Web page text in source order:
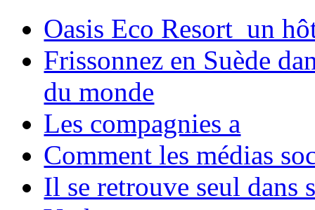
Oasis Eco Resort un
Frissonnez en Suède
du monde
Les compagnies a
Comment les médias
Il se retrouve seul dans